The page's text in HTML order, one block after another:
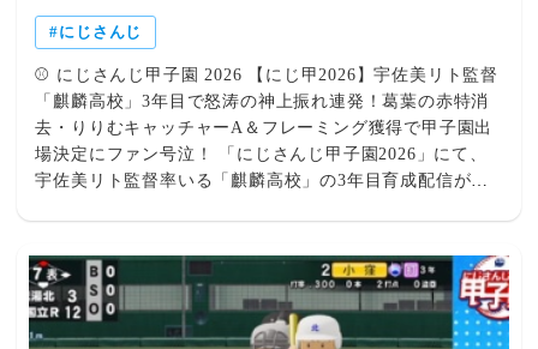
気ある決断と勝負勘が光り、突破後のインタビューイベン
トでは青特殊能力を連発獲得。ナインとの絆が詰まった最
高の状態で、泣いても笑っても最後の本選甲子園へ挑みま
す！ 記事の詳細を見る ➔ 宇佐美リト監督 / 麒麟高校 【に
じ甲2026】宇佐美リト監督「麒麟高校」3年目で怒涛の神
上振れ連発！葛葉の赤特消去・りりむキャッチャーA＆フ
レーミング獲得で甲子園出場決定にファン号泣！ 最後ま
れを呼び寄せた神回！葛葉選手の赤特消去、魔界ノりりむ
選手のキャッチャーA＆フレーミング獲得など夢のような
能力覚醒が続き、見事夏甲子園出場が決定。感動と熱狂に
ファンが沸き立ちました！ 記事の詳細を見る ➔ 👑
Editor's View どの高校も3年間の思い出と努力がぎゅっと
にじさんじ
⚾ にじさんじ甲子園 2026 【にじ甲2026】宇佐美リト監督
「麒麟高校」3年目で怒涛の神上振れ連発！葛葉の赤特消
去・りりむキャッチャーA＆フレーミング獲得で甲子園出
場決定にファン号泣！ 「にじさんじ甲子園2026」にて、
宇佐美リト監督率いる「麒麟高校」の3年目育成配信が大
選手のキャッチャーA＆フレーミング獲得など超絶上振れ
イベントが怒涛のように連発！見事に本選・夏甲子園出場
を決めるドラマチックすぎる神回となり、リスナーから歓
喜と涙の声が殺到しています！ 🔥 奇跡の連続！麒麟高校